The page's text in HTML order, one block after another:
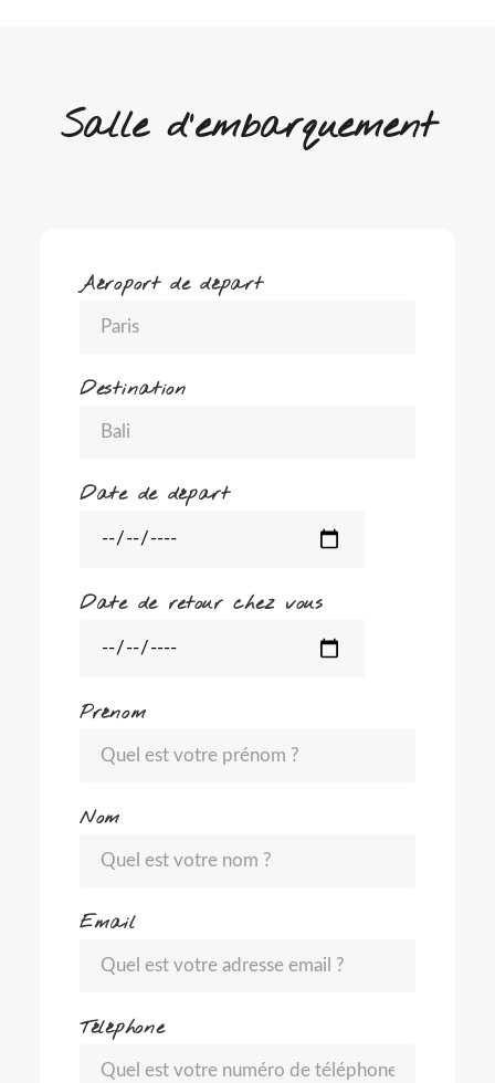
Salle d'embarquement
Aéroport de départ
Destination
Date de départ
Date de retour chez vous
Prénom
Nom
Email
Téléphone